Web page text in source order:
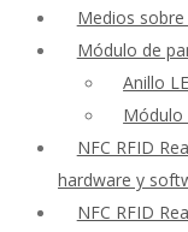
Medios
Módulo de
Anillo
Módulo
NFC RFID
hardware y
NFC RFID